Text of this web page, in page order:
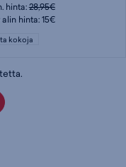
hinta:28,95€
hinta: 15€
kokoja
.